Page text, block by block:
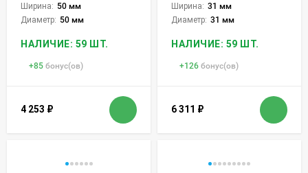
Ширина: 50 мм
Диаметр: 50 мм
НАЛИЧИЕ: 59 ШТ.
+85 бонус(ов)
4 253 ₽
Ширина: 31 мм
Диаметр: 31 мм
НАЛИЧИЕ: 59 ШТ.
+126 бонус(ов)
6 311 ₽